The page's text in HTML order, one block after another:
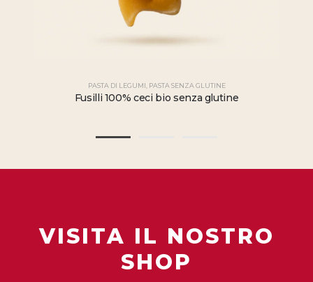
PASTA DI LEGUMI PASTA SENZA GLUTINE
Fusilli 100% ceci bio senza glutine
VISITA IL NOSTRO
SHOP